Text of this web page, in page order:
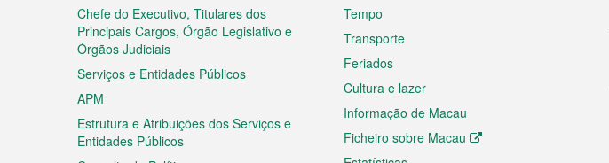
rodapé
Chefe do Executivo, Titulares dos
Principais Cargos, Órgão Legislativo e
Órgãos Judiciais
Serviços e Entidades Públicos
APM
Estrutura e Atribuições dos Serviços e
Entidades Públicos
Tempo
Transporte
Feriados
Cultura e lazer
Informação de Macau
Ficheiro sobre Macau